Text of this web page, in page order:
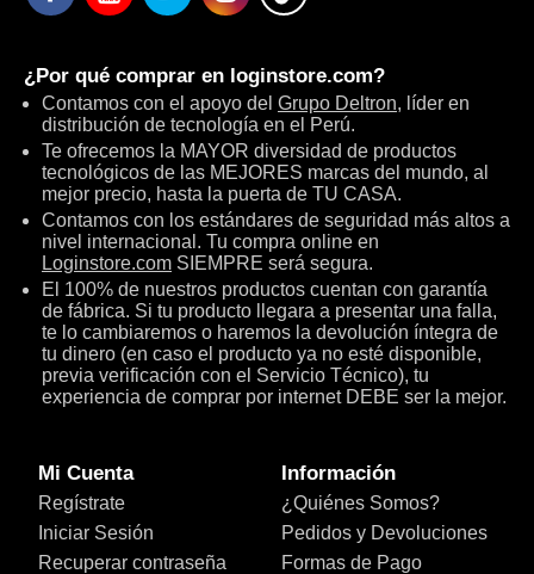
¿Por qué comprar en loginstore.com?
Contamos con el apoyo del Grupo Deltron, líder en
distribución de tecnología en el Perú.
Te ofrecemos la MAYOR diversidad de productos
tecnológicos de las MEJORES marcas del mundo, al
mejor precio, hasta la puerta de TU CASA.
Contamos con los estándares de seguridad más altos a
nivel internacional. Tu compra online en
Loginstore.com SIEMPRE será segura.
El 100% de nuestros productos cuentan con garantía
de fábrica. Si tu producto llegara a presentar una falla,
te lo cambiaremos o haremos la devolución íntegra de
tu dinero (en caso el producto ya no esté disponible,
previa verificación con el Servicio Técnico), tu
experiencia de comprar por internet DEBE ser la mejor.
Mi Cuenta
Regístrate
Iniciar Sesión
Recuperar contraseña
Información
¿Quiénes Somos?
Pedidos y Devoluciones
Formas de Pago